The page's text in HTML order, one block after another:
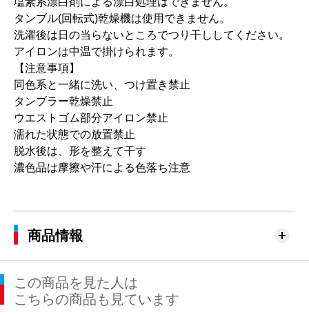
タンブル(回転式)乾燥機は使用できません。
洗濯後は日の当らないところでつり干ししてください。
アイロンは中温で掛けられます。
【注意事項】
同色系と一緒に洗い、つけ置き禁止
タンブラー乾燥禁止
ウエストゴム部分アイロン禁止
濡れた状態での放置禁止
脱水後は、形を整えて干す
濃色品は摩擦や汗による色落ち注意
商品情報
この商品を見た人は
こちらの商品も見ています